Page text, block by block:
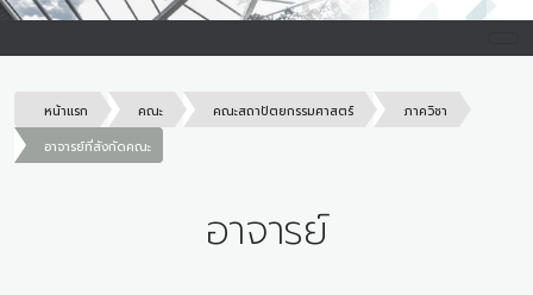
หน้าแรก คณะ คณะสถาปัตยกรรมศาสตร์
ภาควิชา
อาจารย์ที่สังกัดคณะ
อาจารย์